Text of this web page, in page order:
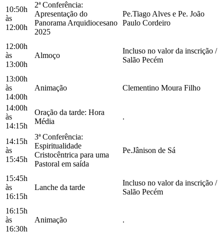
10:50h
às
12:00h
2ª Conferência:
Apresentação do
Panorama Arquidiocesano
2025
Pe.Tiago Alves e Pe. João
Paulo Cordeiro
12:00h
às
13:00h
Almoço
Incluso no valor da inscrição /
Salão Pecém
13:00h
às
14:00h
Animação Clementino Moura Filho
14:00h
às
14:15h
Oração da tarde: Hora
Média
.
14:15h
às
15:45h
3ª Conferência:
Espiritualidade
Cristocêntrica para uma
Pastoral em saída
Pe.Jânison de Sá
15:45h
às
16:15h
Lanche da tarde
Incluso no valor da inscrição /
Salão Pecém
16:15h
às
16:30h
Animação .